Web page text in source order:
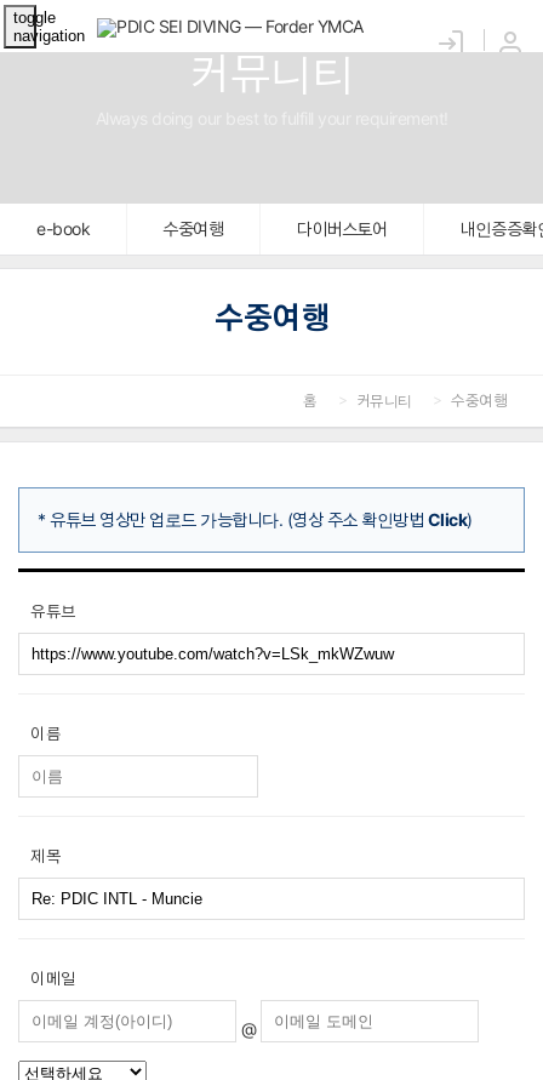
toggle
navigation
커뮤니티
e-book 수중여행 다이버스토어 내인증증확
수중여행
홈 커뮤니티 수중여행
* 유튜브 영상만 업로드 가능합니다. (영상 주소 확인방법 Click)
유튜브
이름
제목
이메일
@